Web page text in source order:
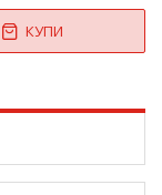
КУПИ